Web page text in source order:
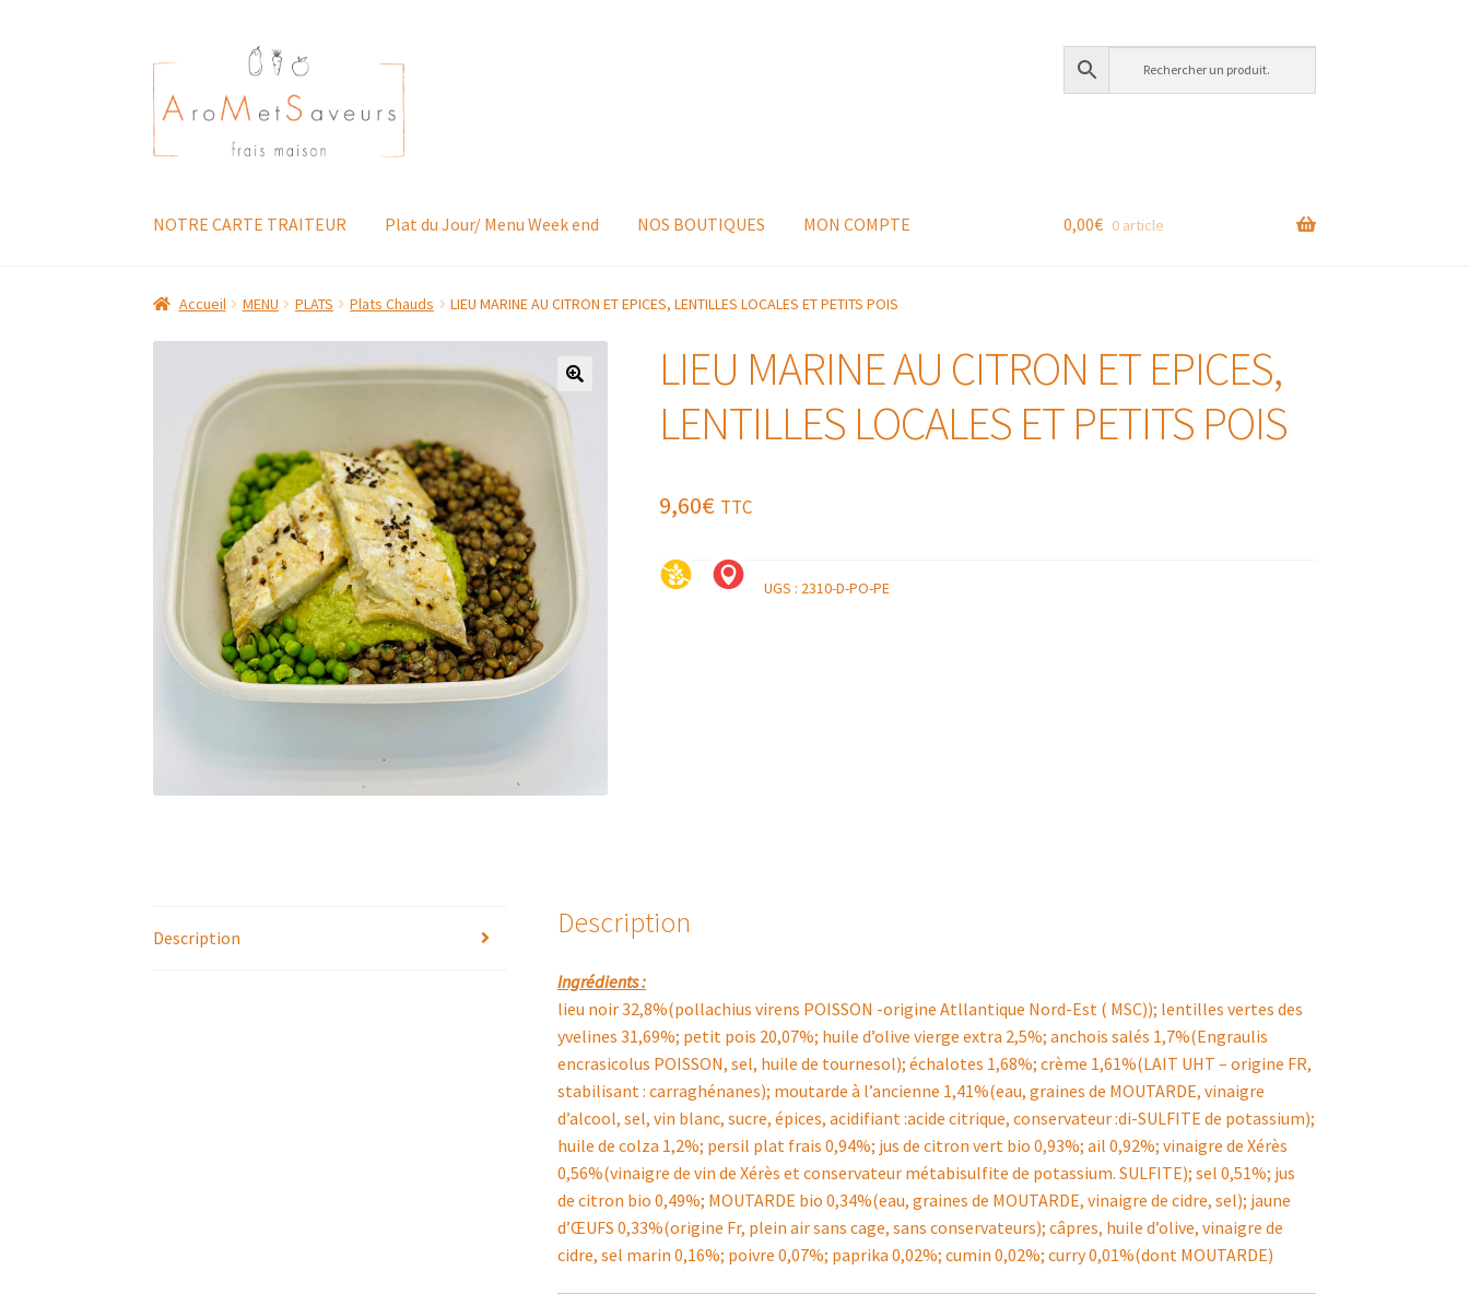
Aller
à
la
navigation
Aller
au
contenu
NOTRE CARTE TRAITEUR Plat du Jour/ Menu Week end NOS BOUTIQUES MON COMPTE 0,00€ 0 article
Accueil MENU PLATS Plats Chauds LIEU MARINE AU CITRON ET EPICES, LENTILLES LOCALES ET PETITS POIS
LIEU MARINE AU CITRON ET EPICES,
LENTILLES LOCALES ET PETITS POIS
9,60€ TTC
UGS : 2310-D-PO-PE
Description Description
Ingrédients :
lieu noir 32,8%(pollachius virens POISSON -origine Atllantique Nord-Est ( MSC)); lentilles vertes des
yvelines 31,69%; petit pois 20,07%; huile d’olive vierge extra 2,5%; anchois salés 1,7%(Engraulis
encrasicolus POISSON, sel, huile de tournesol); échalotes 1,68%; crème 1,61%(LAIT UHT – origine FR,
stabilisant : carraghénanes); moutarde à l’ancienne 1,41%(eau, graines de MOUTARDE, vinaigre
d’alcool, sel, vin blanc, sucre, épices, acidifiant :acide citrique, conservateur :di-SULFITE de potassium);
huile de colza 1,2%; persil plat frais 0,94%; jus de citron vert bio 0,93%; ail 0,92%; vinaigre de Xérès
0,56%(vinaigre de vin de Xérès et conservateur métabisulfite de potassium. SULFITE); sel 0,51%; jus
de citron bio 0,49%; MOUTARDE bio 0,34%(eau, graines de MOUTARDE, vinaigre de cidre, sel); jaune
d’ŒUFS 0,33%(origine Fr, plein air sans cage, sans conservateurs); câpres, huile d’olive, vinaigre de
cidre, sel marin 0,16%; poivre 0,07%; paprika 0,02%; cumin 0,02%; curry 0,01%(dont MOUTARDE)